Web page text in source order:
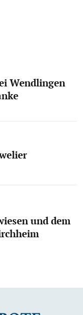
Wendlingen
und dem